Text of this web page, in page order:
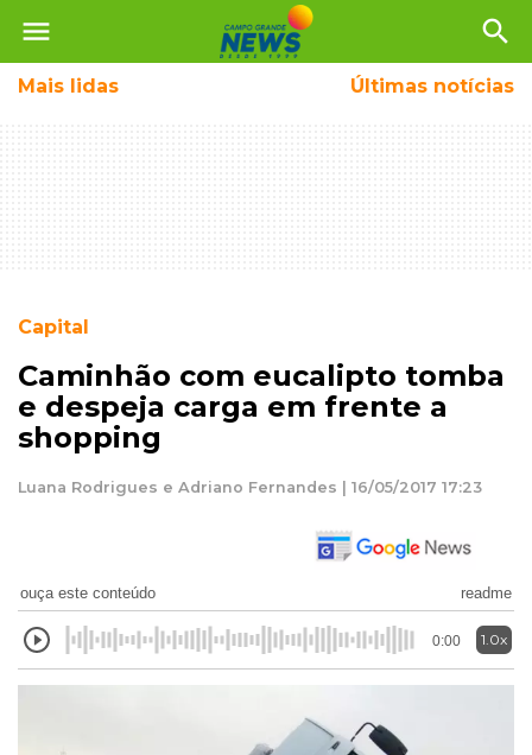
menu search
Mais lidas Últimas notícias
Capital
Caminhão com eucalipto tomba
e despeja carga em frente a
shopping
Luana Rodrigues e Adriano Fernandes | 16/05/2017 17:23
ouça este conteúdo readme
0:00 1.0x